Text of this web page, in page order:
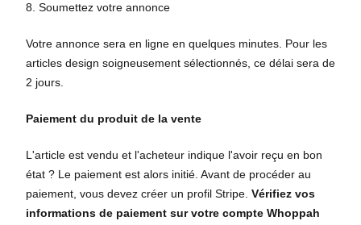
8. Soumettez votre annonce
Votre annonce sera en ligne en quelques minutes. Pour les
articles design soigneusement sélectionnés, ce délai sera de
2 jours.
Paiement du produit de la vente
L'article est vendu et l'acheteur indique l'avoir reçu en bon
état ? Le paiement est alors initié. Avant de procéder au
paiement, vous devez créer un profil Stripe. Vérifiez vos
informations de paiement sur votre compte Whoppah